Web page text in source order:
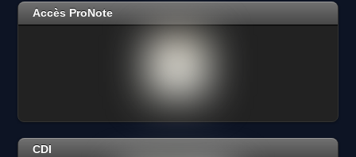
Accès ProNote
CDI